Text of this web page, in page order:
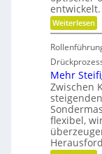
a
f
t
n
d
e
r
K
u
n
s
t
s
t
e
B
e
t
r
e
b
z
e
i
t
d
a
entwickelt.
Weiterlesen:
B
t
t
e
r
e
-
u
n
d
g
Mehr
Zwischen
flexibel,